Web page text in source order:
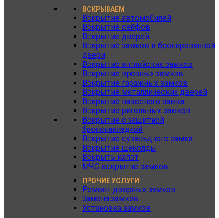
ВСКРЫВАЕМ
Вскрытие автомобилей
Вскрытие сейфов
Вскрытие дверей
Вскрытие замков в бронированной
двери
Вскрытие английских замков
Вскрытие врезных замков
Вскрытие гаражных замков
Вскрытие металлических дверей
Вскрытие навесного замка
Вскрытие ригельных замков
Вскрытие с защитной
броненакладкой
Вскрытие сувальдного замка
Вскрытие щеколды
Вскрыть капот
МЧС вскрытие замков
ПРОЧИЕ УСЛУГИ
Ремонт дверных замков
Замена замков
Установка замков